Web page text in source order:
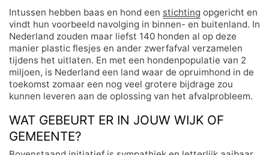
Intussen hebben baas en hond een stichting opgericht en
vindt hun voorbeeld navolging in binnen- en buitenland. In
Nederland zouden maar liefst 140 honden al op deze
manier plastic flesjes en ander zwerfafval verzamelen
tijdens het uitlaten. En met een hondenpopulatie van 2
miljoen, is Nederland een land waar de opruimhond in de
toekomst zomaar een nog veel grotere bijdrage zou
kunnen leveren aan de oplossing van het afvalprobleem.
WAT GEBEURT ER IN JOUW WIJK OF
GEMEENTE?